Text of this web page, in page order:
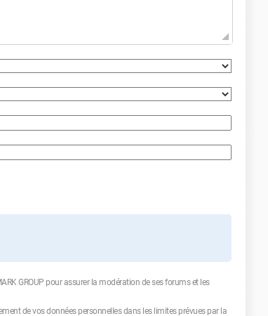
GROUP pour assurer la modération de ses forums et les
de vos données personnelles dans les limites prévues par la